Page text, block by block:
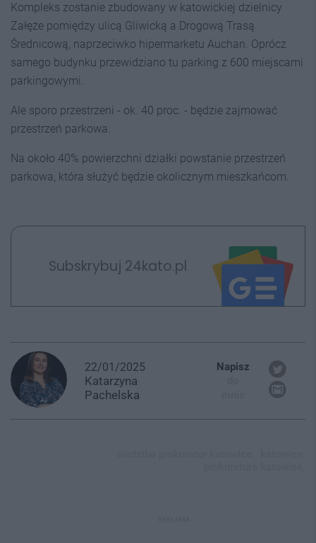
Kompleks zostanie zbudowany w katowickiej dzielnicy
Załęże pomiędzy ulicą Gliwicką a Drogową Trasą
Średnicową, naprzeciwko hipermarketu Auchan. Oprócz
samego budynku przewidziano tu parking z 600 miejscami
parkingowymi.
Ale sporo przestrzeni - ok. 40 proc. - będzie zajmować
przestrzeń parkowa.
Na około 40% powierzchni działki powstanie przestrzeń
parkowa, która służyć będzie okolicznym mieszkańcom.
Subskrybuj 24kato.pl
22/01/2025
Katarzyna
Pachelska
Napisz